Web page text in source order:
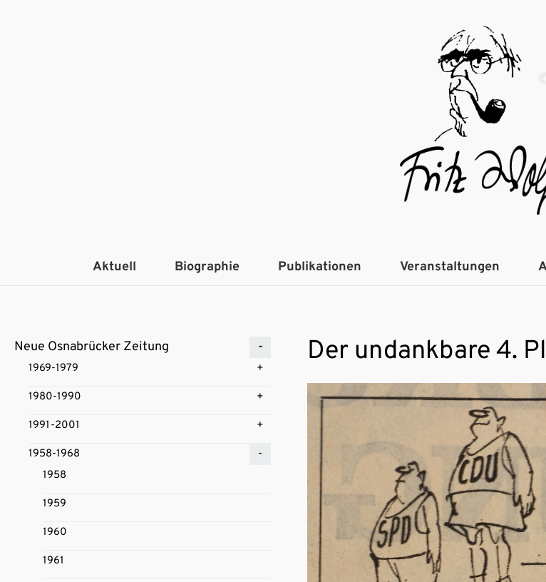
Aktuell Biographie Publikationen Veranstaltungen
Neue Osnabrücker Zeitung
1969-1979
1980-1990
1991-2001
1958-1968
1958
1959
1960
1961
Der undankbare 4.